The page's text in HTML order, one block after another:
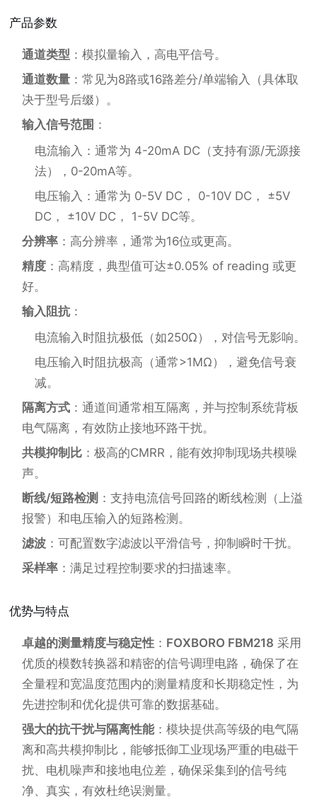
产品参数
通道类型 ：模拟量输入，高电平信号。
通道数量 ：常见为8路或16路差分/单端输入（具体取
决于型号后缀）。
输入信号范围 ：
电流输入：通常为 4-20mA DC（支持有源/无源接
法），0-20mA等。
电压输入：通常为 0-5V DC， 0-10V DC， ±5V
DC， ±10V DC， 1-5V DC等。
分辨率 ：高分辨率，通常为16位或更高。
精度 ：高精度，典型值可达±0.05% of reading 或更
好。
输入阻抗：
电流输入时阻抗极低（如250Ω），对信号无影响。
电压输入时阻抗极高（通常>1MΩ），避免信号衰
减。
隔离方式 ：通道间通常相互隔离，并与控制系统背板
电气隔离，有效防止接地环路干扰。
共模抑制比 ：极高的CMRR，能有效抑制现场共模噪
声。
断线/短路检测 ：支持电流信号回路的断线检测（上溢
报警）和电压输入的短路检测。
滤波 ：可配置数字滤波以平滑信号，抑制瞬时干扰。
采样率 ：满足过程控制要求的扫描速率。
优势与特点
卓越的测量精度与稳定性 ： FOXBORO FBM218 采用
优质的模数转换器和精密的信号调理电路，确保了在
全量程和宽温度范围内的测量精度和长期稳定性，为
先进控制和优化提供可靠的数据基础。
强大的抗干扰与隔离性能：模块提供高等级的电气隔
离和高共模抑制比，能够抵御工业现场严重的电磁干
扰、电机噪声和接地电位差，确保采集到的信号纯
净、真实，有效杜绝误测量。